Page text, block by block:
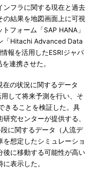
フラに関する現在と過去
結果を地図画面上に可視
フォーム「SAP HANA」
「Hitachi Advanced Data
報を活用したESRIジャパ
連携させた。
の状況に関するデータ
して将来予測を行い、そ
きることを検証した。具
究センターが提供する、
に関するデータ（人流デ
想定したシミュレーショ
後に移動する可能性が高い
表示した。